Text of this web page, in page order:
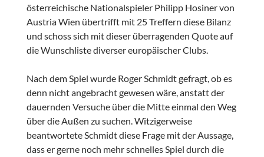
österreichische Nationalspieler Philipp Hosiner von
Austria Wien übertrifft mit 25 Treffern diese Bilanz
und schoss sich mit dieser überragenden Quote auf
die Wunschliste diverser europäischer Clubs.
Nach dem Spiel wurde Roger Schmidt gefragt, ob es
denn nicht angebracht gewesen wäre, anstatt der
dauernden Versuche über die Mitte einmal den Weg
über die Außen zu suchen. Witzigerweise
beantwortete Schmidt diese Frage mit der Aussage,
dass er gerne noch mehr schnelles Spiel durch die